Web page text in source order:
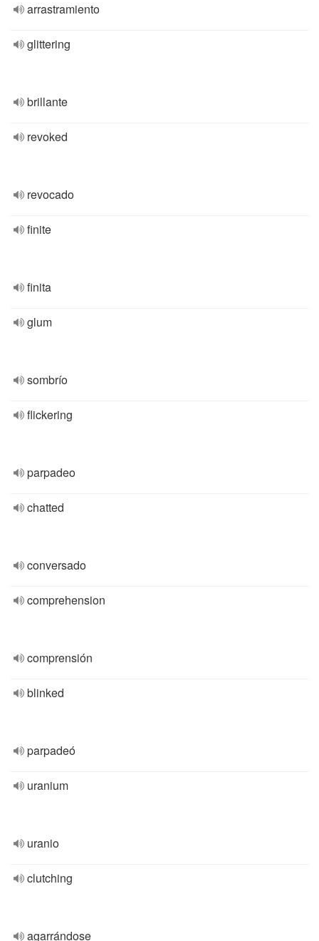
arrastramiento
glittering
brillante
revoked
revocado
finite
finita
glum
sombrío
flickering
parpadeo
chatted
conversado
comprehension
comprensión
blinked
parpadeó
uranium
uranio
clutching
agarrándose